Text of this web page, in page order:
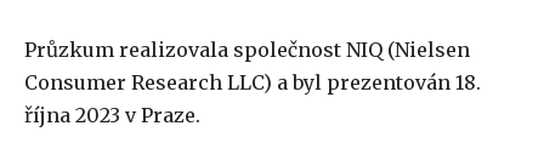
Průzkum realizovala společnost NIQ (Nielsen
Consumer Research LLC) a byl prezentován 18.
října 2023 v Praze.